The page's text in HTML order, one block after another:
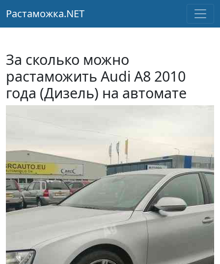
Растаможка.NET
За сколько можно
растаможить Audi A8 2010
года (Дизель) на автомате